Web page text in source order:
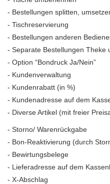
- Bestellungen splitten,
- Tischreservierung
- Bestellungen anderen
- Separate Bestellungen Theke
- Option “Bondruck Ja/Nein”
- Kundenverwaltung
- Kundenrabatt (in %)
- Kundenadresse auf dem
- Diverse Artikel (mit freier
- Storno/ Warenrückgabe
- Bon-Reaktivierung (durch
- Bewirtungsbelege
- Lieferadresse auf dem
- X-Abschlag